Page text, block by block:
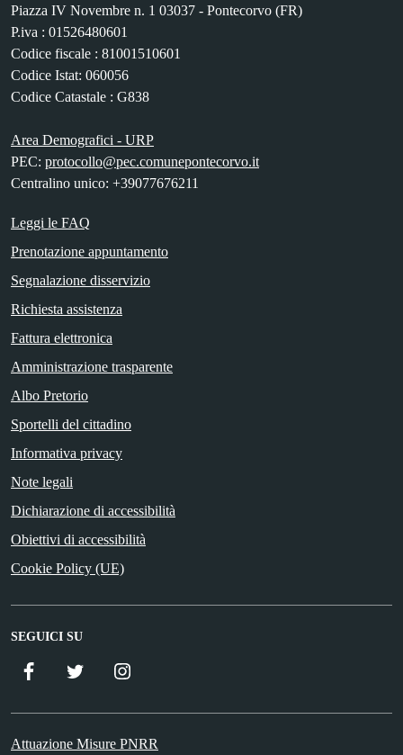
Piazza IV Novembre n. 1 03037 - Pontecorvo (FR)
P.iva : 01526480601
Codice fiscale : 81001510601
Codice Istat: 060056
Codice Catastale : G838
Area Demografici - URP
PEC: protocollo@pec.comunepontecorvo.it
Centralino unico: +39077676211
Leggi le FAQ
Prenotazione appuntamento
Segnalazione disservizio
Richiesta assistenza
Fattura elettronica
Amministrazione trasparente
Albo Pretorio
Sportelli del cittadino
Informativa privacy
Note legali
Dichiarazione di accessibilità
Obiettivi di accessibilità
Cookie Policy (UE)
SEGUICI SU
Facebook Twitter
Attuazione Misure PNRR